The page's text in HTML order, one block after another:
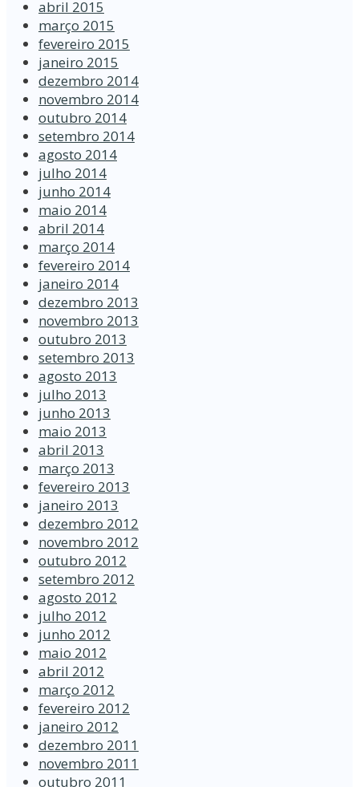
abril 2015
março 2015
fevereiro 2015
janeiro 2015
dezembro 2014
novembro 2014
outubro 2014
setembro 2014
agosto 2014
julho 2014
junho 2014
maio 2014
abril 2014
março 2014
fevereiro 2014
janeiro 2014
dezembro 2013
novembro 2013
outubro 2013
setembro 2013
agosto 2013
julho 2013
junho 2013
maio 2013
abril 2013
março 2013
fevereiro 2013
janeiro 2013
dezembro 2012
novembro 2012
outubro 2012
setembro 2012
agosto 2012
julho 2012
junho 2012
maio 2012
abril 2012
março 2012
fevereiro 2012
janeiro 2012
dezembro 2011
novembro 2011
outubro 2011